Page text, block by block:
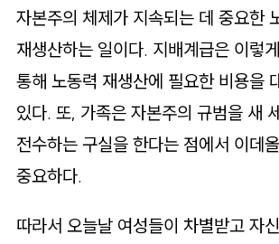
자본주의 체제가 지속되는 데 중요한
재생산하는 일이다. 지배계급은 이렇
통해 노동력 재생산에 필요한 비용을
있다. 또, 가족은 자본주의 규범을 새
전수하는 구실을 한다는 점에서 이데
중요하다.
따라서 오늘날 여성들이 차별받고 자